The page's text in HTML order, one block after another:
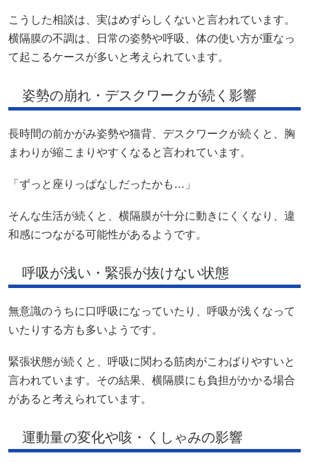
こうした相談は、実はめずらしくないと言われています。
横隔膜の不調は、日常の姿勢や呼吸、体の使い方が重なっ
て起こるケースが多いと考えられています。
姿勢の崩れ・デスクワークが続く影響
長時間の前かがみ姿勢や猫背、デスクワークが続くと、胸
まわりが縮こまりやすくなると言われています。
「ずっと座りっぱなしだったかも…」
そんな生活が続くと、横隔膜が十分に動きにくくなり、違
和感につながる可能性があるようです。
呼吸が浅い・緊張が抜けない状態
無意識のうちに口呼吸になっていたり、呼吸が浅くなって
いたりする方も多いようです。
緊張状態が続くと、呼吸に関わる筋肉がこわばりやすいと
言われています。その結果、横隔膜にも負担がかかる場合
があると考えられています。
運動量の変化や咳・くしゃみの影響